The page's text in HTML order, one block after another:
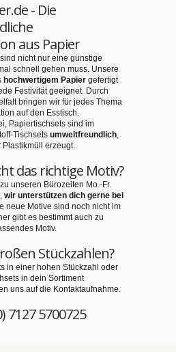
- Die
aus Papier
nicht nur eine günstige
schnell gehen muss. Unsere
hochwertigem Papier gefertigt
Festivität geeignet. Durch
bringen wir für jedes Thema
auf den Esstisch.
Papiertischsets sind im
Tischsets umweltfreundlich,
erzeugt.
das richtige Motiv?
unseren Bürozeiten Mo.-Fr.
wir unterstützen dich gerne bei
neue Motive sind noch nicht im
gibt es bestimmt auch zu
Motiv.
Stückzahlen?
in einer hohen Stückzahl oder
in dein Sortiment
uns auf die Kontaktaufnahme.
7127 5700725